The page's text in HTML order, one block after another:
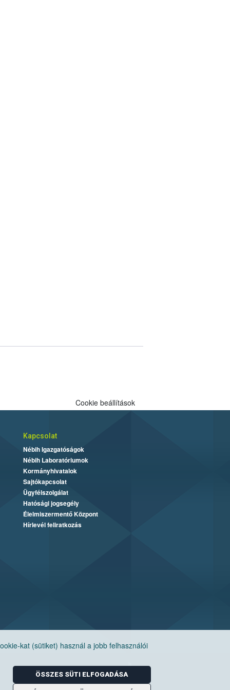
kat (sütiket) használ a jobb felhasználói
ÖSSZES SÜTI ELFOGADÁSA
Cookie beállítások
Kapcsolat
Nébih Igazgatóságok
Nébih Laboratóriumok
Kormányhivatalok
Sajtókapcsolat
Ügyfélszolgálat
Hatósági jogsegély
Élelmiszermentő Központ
Hírlevél feliratkozás